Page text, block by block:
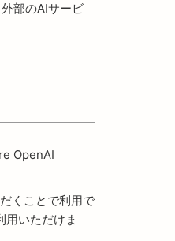
部のAIサービ
OpenAI
くことで利用で
用いただけま